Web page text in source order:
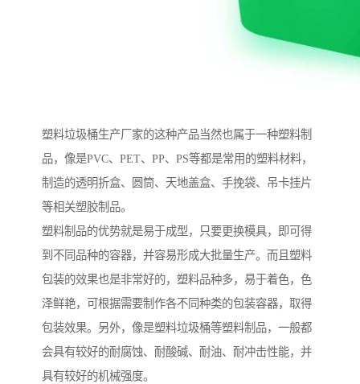
塑料垃圾桶生产厂家的这种产品当然也属于一种塑料制
品，像是PVC、PET、PP、PS等都是常用的塑料材料，
制造的透明折盒、圆筒、天地盖盒、手挽袋、吊卡挂片
等相关塑胶制品。
塑料制品的优势就是易于成型，只要更换模具，即可得
到不同品种的容器，并容易形成大批量生产。而且塑料
包装的效果也是非常好的，塑料品种多，易于着色，色
泽鲜艳，可根据需要制作各不同种类的包装容器，取得
包装效果。另外，像是塑料垃圾桶等塑料制品，一般都
会具有较好的耐腐蚀、耐酸碱、耐油、耐冲击性能，并
具有较好的机械强度。